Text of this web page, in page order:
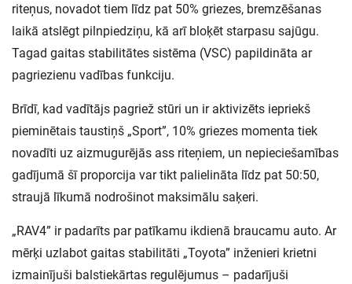
riteņus, novadot tiem līdz pat 50% griezes, bremzēšanas
laikā atslēgt pilnpiedziņu, kā arī bloķēt starpasu sajūgu.
Tagad gaitas stabilitātes sistēma (VSC) papildināta ar
pagriezienu vadības funkciju.
Brīdī, kad vadītājs pagriež stūri un ir aktivizēts iepriekš
pieminētais taustiņš „Sport”, 10% griezes momenta tiek
novadīti uz aizmugurējās ass riteņiem, un nepieciešamības
gadījumā šī proporcija var tikt palielināta līdz pat 50:50,
straujā līkumā nodrošinot maksimālu saķeri.
„RAV4” ir padarīts par patīkamu ikdienā braucamu auto. Ar
mērķi uzlabot gaitas stabilitāti „Toyota” inženieri krietni
izmainījuši balstiekārtas regulējumus – padarījuši